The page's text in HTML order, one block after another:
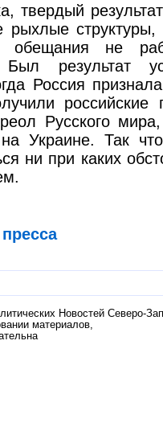
твердый
рыхлые
обещания не
Был результат
Россия
российские
Русского
Украине. Так что
ни при каких
Новостей Северо-
материалов,